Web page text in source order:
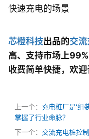
快速充电的场景
芯橙科技出品的交
高、支持市场上
收费简单快捷，欢迎
上一个： 充电桩厂是‘组
掌握了行业命脉？
下一个： 交流充电桩控